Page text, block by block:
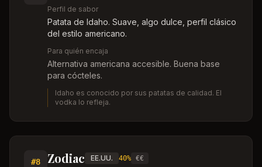
Perfil de sabor
Patata de Idaho. Suave, algo dulce, perfil clásico
del estilo americano.
Para quién encaja
Alternativa americana accesible. Buena base
para cócteles.
Idaho es conocido por sus patatas de calidad. El
vodka lo refleja.
#8 Zodiac EE.UU. 40% €€